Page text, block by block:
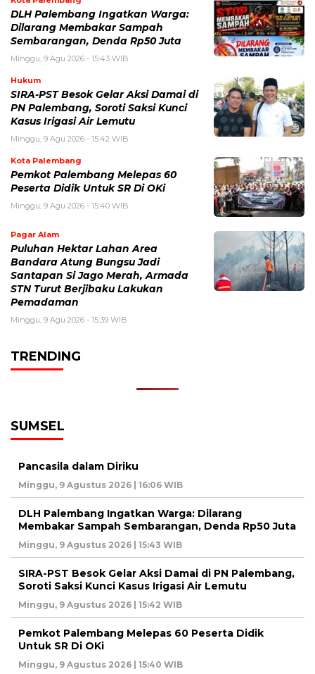
DLH Palembang Ingatkan Warga:
Dilarang Membakar Sampah
Sembarangan, Denda Rp50 Juta
Minggu, 9 Agu 2026 - 15:43 WIB
Hukum
SIRA-PST Besok Gelar Aksi Damai di
PN Palembang, Soroti Saksi Kunci
Kasus Irigasi Air Lemutu
Minggu, 9 Agu 2026 - 15:42 WIB
Kota Palembang
Pemkot Palembang Melepas 60
Peserta Didik Untuk SR Di OKi
Minggu, 9 Agu 2026 - 15:40 WIB
Pagar Alam
Puluhan Hektar Lahan Area
Bandara Atung Bungsu Jadi
Santapan Si Jago Merah, Armada
STN Turut Berjibaku Lakukan
Pemadaman
Minggu, 9 Agu 2026 - 15:39 WIB
TRENDING
SUMSEL
Pancasila dalam Diriku
Minggu, 9 Agustus 2026 | 16:06 WIB
DLH Palembang Ingatkan Warga: Dilarang
Membakar Sampah Sembarangan, Denda Rp50 Juta
Minggu, 9 Agustus 2026 | 15:43 WIB
SIRA-PST Besok Gelar Aksi Damai di PN Palembang,
Soroti Saksi Kunci Kasus Irigasi Air Lemutu
Minggu, 9 Agustus 2026 | 15:42 WIB
Pemkot Palembang Melepas 60 Peserta Didik
Untuk SR Di OKi
Minggu, 9 Agustus 2026 | 15:40 WIB